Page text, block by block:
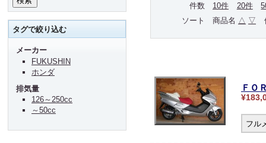
件数
10件 20件
ソート
商品名 △ ▽
ＦＯ
フル
タグで絞り込む
メーカー
FUKUSHIN
ホンダ
排気量
126～250cc
～50cc